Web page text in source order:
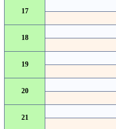
17
18
19
20
21